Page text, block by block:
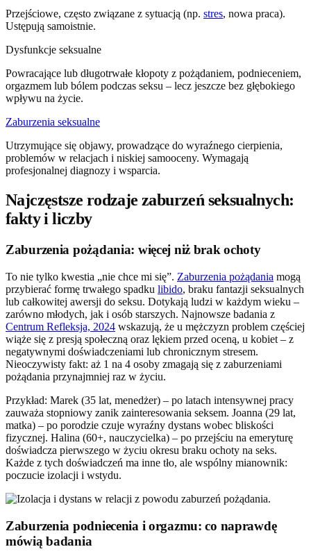
Przejściowe, często związane z sytuacją (np. stres, nowa praca).
Ustępują samoistnie.
Dysfunkcje seksualne
Powracające lub długotrwałe kłopoty z pożądaniem, podnieceniem,
orgazmem lub bólem podczas seksu – lecz jeszcze bez głębokiego
wpływu na życie.
Zaburzenia seksualne
Utrzymujące się objawy, prowadzące do wyraźnego cierpienia,
problemów w relacjach i niskiej samooceny. Wymagają
profesjonalnej diagnozy i wsparcia.
Najczęstsze rodzaje zaburzeń seksualnych:
fakty i liczby
Zaburzenia pożądania: więcej niż brak ochoty
To nie tylko kwestia „nie chce mi się”. Zaburzenia pożądania mogą
przybierać formę trwałego spadku libido, braku fantazji seksualnych
lub całkowitej awersji do seksu. Dotykają ludzi w każdym wieku –
zarówno młodych, jak i osób starszych. Najnowsze badania z
Centrum Refleksja, 2024 wskazują, że u mężczyzn problem częściej
wiąże się z presją społeczną oraz lękiem przed oceną, u kobiet – z
negatywnymi doświadczeniami lub chronicznym stresem.
Nieoczywisty fakt: aż 1 na 4 osoby zmagają się z zaburzeniami
pożądania przynajmniej raz w życiu.
Przykład: Marek (35 lat, menedżer) – po latach intensywnej pracy
zauważa stopniowy zanik zainteresowania seksem. Joanna (29 lat,
matka) – po porodzie czuje wyraźny dystans wobec bliskości
fizycznej. Halina (60+, nauczycielka) – po przejściu na emeryturę
doświadcza pierwszego w życiu okresu braku ochoty na seks.
Każde z tych doświadczeń ma inne tło, ale wspólny mianownik:
poczucie izolacji i wstydu.
Zaburzenia podniecenia i orgazmu: co naprawdę
mówią badania